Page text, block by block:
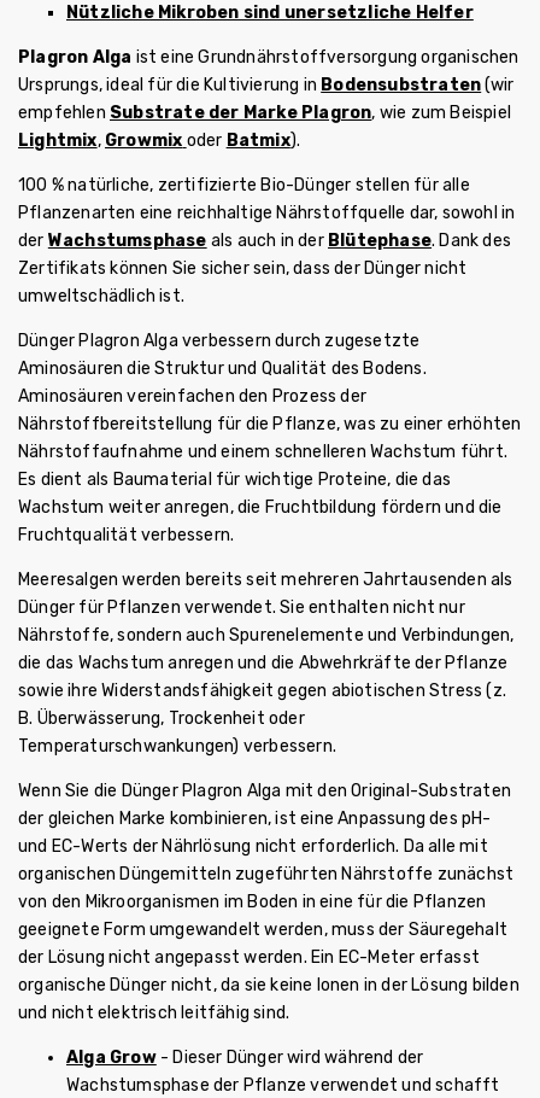
Nützliche Mikroben sind unersetzliche Helfer
Plagron Alga ist eine Grundnährstoffversorgung organischen
Ursprungs, ideal für die Kultivierung in Bodensubstraten(wir
empfehlen Substrate der Marke Plagron, wie zum Beispiel
Lightmix, Growmix oder Batmix).
100 % natürliche, zertifizierte Bio-Dünger stellen für alle
Pflanzenarten eine reichhaltige Nährstoffquelle dar, sowohl in
der Wachstumsphase als auch in der Blütephase. Dank des
Zertifikats können Sie sicher sein, dass der Dünger nicht
umweltschädlich ist.
Dünger Plagron Alga verbessern durch zugesetzte
Aminosäuren die Struktur und Qualität des Bodens.
Aminosäuren vereinfachen den Prozess der
Nährstoffbereitstellung für die Pflanze, was zu einer erhöhten
Nährstoffaufnahme und einem schnelleren Wachstum führt.
Es dient als Baumaterial für wichtige Proteine, die das
Wachstum weiter anregen, die Fruchtbildung fördern und die
Fruchtqualität verbessern.
Meeresalgen werden bereits seit mehreren Jahrtausenden als
Dünger für Pflanzen verwendet. Sie enthalten nicht nur
Nährstoffe, sondern auch Spurenelemente und Verbindungen,
die das Wachstum anregen und die Abwehrkräfte der Pflanze
sowie ihre Widerstandsfähigkeit gegen abiotischen Stress (z.
B. Überwässerung, Trockenheit oder
Temperaturschwankungen) verbessern.
Wenn Sie die Dünger Plagron Alga mit den Original-Substraten
der gleichen Marke kombinieren, ist eine Anpassung des pH-
und EC-Werts der Nährlösung nicht erforderlich. Da alle mit
organischen Düngemitteln zugeführten Nährstoffe zunächst
von den Mikroorganismen im Boden in eine für die Pflanzen
geeignete Form umgewandelt werden, muss der Säuregehalt
der Lösung nicht angepasst werden. Ein EC-Meter erfasst
organische Dünger nicht, da sie keine Ionen in der Lösung bilden
und nicht elektrisch leitfähig sind.
Alga Grow- Dieser Dünger wird während der
Wachstumsphase der Pflanze verwendet und schafft